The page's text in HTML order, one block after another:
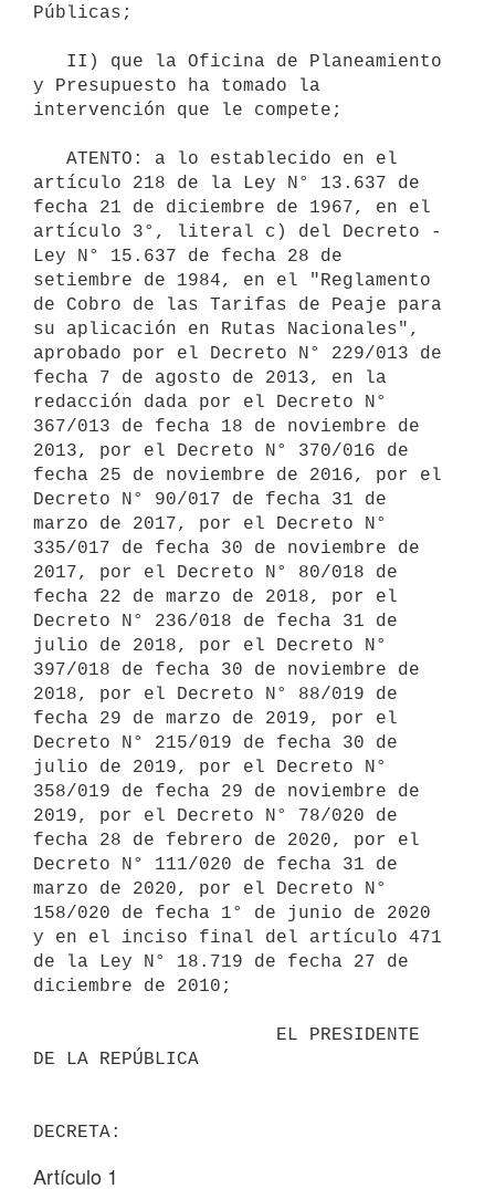
Públicas;
y Presupuesto ha tomado la
intervención que le compete;
artículo 218 de la Ley N° 13.637 de
fecha 21 de diciembre de 1967, en el
artículo 3°, literal c) del Decreto -
Ley N° 15.637 de fecha 28 de
setiembre de 1984, en el "Reglamento
de Cobro de las Tarifas de Peaje para
su aplicación en Rutas Nacionales",
aprobado por el Decreto N° 229/013 de
fecha 7 de agosto de 2013, en la
redacción dada por el Decreto N°
367/013 de fecha 18 de noviembre de
2013, por el Decreto N° 370/016 de
fecha 25 de noviembre de 2016, por el
Decreto N° 90/017 de fecha 31 de
marzo de 2017, por el Decreto N°
335/017 de fecha 30 de noviembre de
2017, por el Decreto N° 80/018 de
fecha 22 de marzo de 2018, por el
Decreto N° 236/018 de fecha 31 de
julio de 2018, por el Decreto N°
397/018 de fecha 30 de noviembre de
2018, por el Decreto N° 88/019 de
fecha 29 de marzo de 2019, por el
Decreto N° 215/019 de fecha 30 de
julio de 2019, por el Decreto N°
358/019 de fecha 29 de noviembre de
2019, por el Decreto N° 78/020 de
fecha 28 de febrero de 2020, por el
Decreto N° 111/020 de fecha 31 de
marzo de 2020, por el Decreto N°
158/020 de fecha 1° de junio de 2020
y en el inciso final del artículo 471
de la Ley N° 18.719 de fecha 27 de
diciembre de 2010;
DE LA REPÚBLICA
Artículo 1